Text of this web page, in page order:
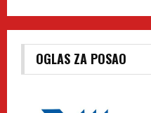
OGLAS ZA POSAO